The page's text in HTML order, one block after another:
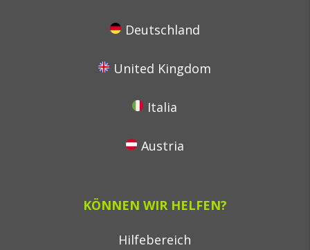
Deutschland
United Kingdom
Italia
Austria
KÖNNEN WIR HELFEN?
Hilfebereich